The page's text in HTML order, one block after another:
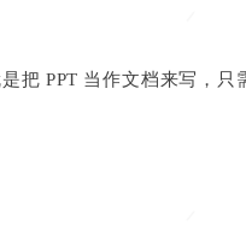
把 PPT 当作文档来写，只